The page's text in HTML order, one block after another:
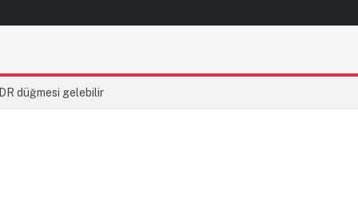
düğmesi gelebilir